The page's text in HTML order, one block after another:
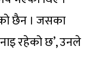
छैन । जसका
रहेको छ’, उनले